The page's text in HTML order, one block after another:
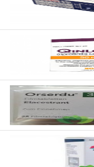
图卡替尼
碎或掰开。3.漏
停用药或降低剂
图卡替尼副